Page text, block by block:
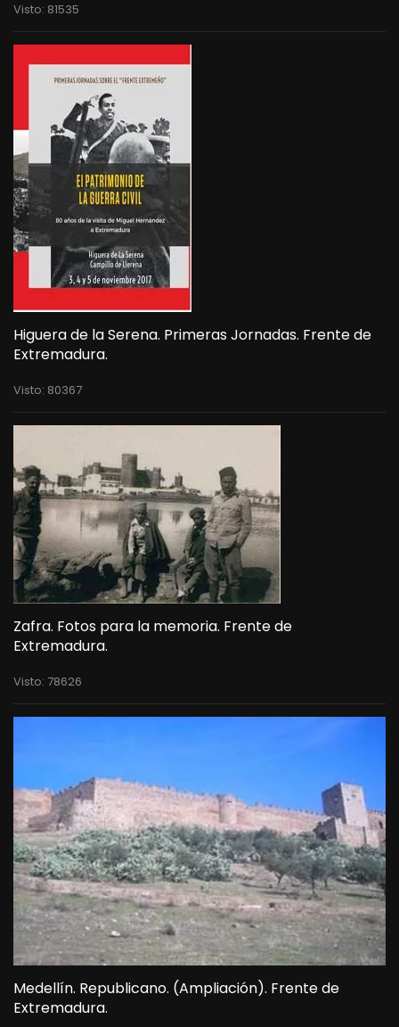
Visto: 81535
Higuera de la Serena. Primeras Jornadas. Frente de
Extremadura.
Visto: 80367
Zafra. Fotos para la memoria. Frente de
Extremadura.
Visto: 78626
Medellín. Republicano. (Ampliación). Frente de
Extremadura.